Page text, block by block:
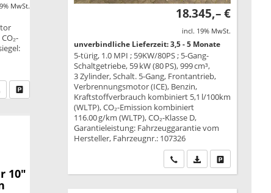
MwSt.
Sie an
PDF-Datei, Fahrzeugexposé drucken
Drucken, parken oder vergleichen
10"
18.345,– €
incl. 19% MwSt.
unverbindliche Lieferzeit: 3,5 - 5 Monate
5-türig, 1.0 MPI ; 59KW/80PS ; 5-Gang-
Schaltgetriebe, 59 kW (80 PS), 999 cm³,
3 Zylinder, Schalt. 5-Gang, Frontantrieb,
Verbrennungsmotor (ICE), Benzin,
Kraftstoffverbrauch kombiniert 5,1 l/100km
(WLTP), CO₂-Emission kombiniert
116.00 g/km (WLTP), CO₂-Klasse D,
Garantieleistung: Fahrzeuggarantie vom
Hersteller, Fahrzeugnr.: 107326
Wir rufen Sie an
PDF-Datei,Drucken,